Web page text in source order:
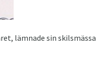
lämnade sin skilsmässa